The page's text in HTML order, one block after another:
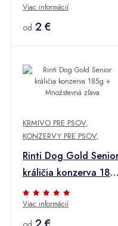
Množstevná zľava
Viac informácií
od 2 €
KRMIVO PRE PSOV,
KONZERVY PRE PSOV,
Rinti Dog Gold
králičia konzerva 185g
+ Množstevná zľava
Viac informácií